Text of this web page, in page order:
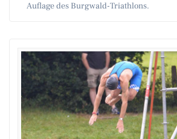
Auflage des Burgwald-Triathlons.